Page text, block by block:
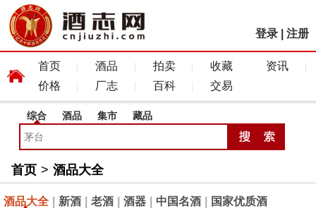
登录 注册
首页 酒品 拍卖 收藏
资讯
价格
厂志 百科 交易
综合 酒品 集市 藏品
首页 > 酒品大全
酒品大全 新酒 老酒 酒器 中国名酒 国家优质酒